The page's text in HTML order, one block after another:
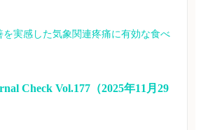
を実感した気象関連疼痛に有効な食べ
Check Vol.177（2025年11月29